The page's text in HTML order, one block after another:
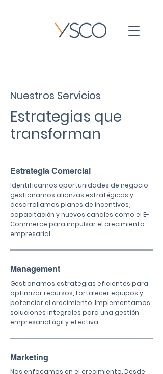
Nuestros Servicios
Estrategias que
transforman
Estrategia Comercial
Identificamos oportunidades de negocio,
gestionamos alianzas estratégicas y
desarrollamos planes de incentivos,
capacitación y nuevos canales como el E-
Commerce para impulsar el crecimiento
empresarial.
Management
Gestionamos estrategias eficientes para
optimizar recursos, fortalecer equipos y
potenciar el crecimiento. Implementamos
soluciones integrales para una gestión
empresarial ágil y efectiva.
Marketing
Nos enfocamos en el crecimiento. Desde